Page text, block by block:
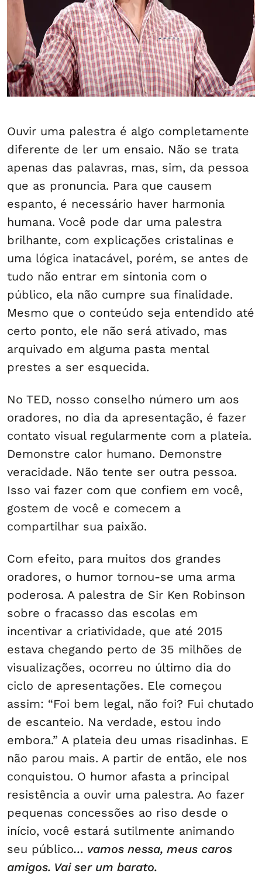
Ouvir uma palestra é algo completamente
diferente de ler um ensaio. Não se trata
apenas das palavras, mas, sim, da pessoa
que as pronuncia. Para que causem
espanto, é necessário haver harmonia
humana. Você pode dar uma palestra
brilhante, com explicações cristalinas e
uma lógica inatacável, porém, se antes de
tudo não entrar em sintonia com o
público, ela não cumpre sua finalidade.
Mesmo que o conteúdo seja entendido até
certo ponto, ele não será ativado, mas
arquivado em alguma pasta mental
prestes a ser esquecida.
No TED, nosso conselho número um aos
oradores, no dia da apresentação, é fazer
contato visual regularmente com a plateia.
Demonstre calor humano. Demonstre
veracidade. Não tente ser outra pessoa.
Isso vai fazer com que confiem em você,
gostem de você e comecem a
compartilhar sua paixão.
Com efeito, para muitos dos grandes
oradores, o humor tornou-se uma arma
poderosa. A palestra de Sir Ken Robinson
sobre o fracasso das escolas em
incentivar a criatividade, que até 2015
estava chegando perto de 35 milhões de
visualizações, ocorreu no último dia do
ciclo de apresentações. Ele começou
assim: “Foi bem legal, não foi? Fui chutado
de escanteio. Na verdade, estou indo
embora.” A plateia deu umas risadinhas. E
não parou mais. A partir de então, ele nos
conquistou. O humor afasta a principal
resistência a ouvir uma palestra. Ao fazer
pequenas concessões ao riso desde o
início, você estará sutilmente animando
seu público… vamos nessa, meus caros
amigos. Vai ser um barato.